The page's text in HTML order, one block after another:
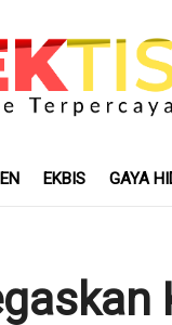
EKBIS GAYA